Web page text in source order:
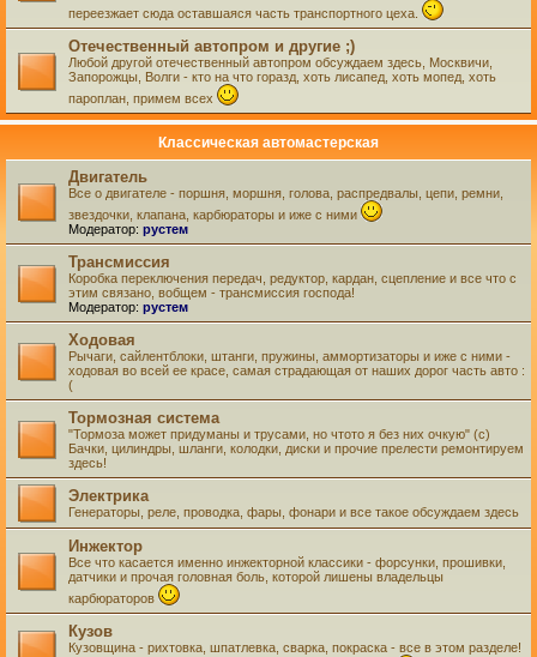
переезжает сюда оставшаяся часть транспортного цеха.
Отечественный автопром и другие ;)
Любой другой отечественный автопром обсуждаем здесь, Москвичи,
Запорожцы, Волги - кто на что горазд, хоть лисапед, хоть мопед, хоть
пароплан, примем всех
Классическая автомастерская
Двигатель
Все о двигателе - поршня, моршня, голова, распредвалы, цепи, ремни,
звездочки, клапана, карбюраторы и иже с ними
Модератор: рустем
Трансмиссия
Коробка переключения передач, редуктор, кардан, сцепление и все что с
этим связано, вобщем - трансмиссия господа!
Модератор: рустем
Ходовая
Рычаги, сайлентблоки, штанги, пружины, аммортизаторы и иже с ними -
ходовая во всей ее красе, самая страдающая от наших дорог часть авто :
(
Тормозная система
"Тормоза может придуманы и трусами, но чтото я без них очкую" (с)
Бачки, цилиндры, шланги, колодки, диски и прочие прелести ремонтируем
здесь!
Электрика
Генераторы, реле, проводка, фары, фонари и все такое обсуждаем здесь
Инжектор
Все что касается именно инжекторной классики - форсунки, прошивки,
датчики и прочая головная боль, которой лишены владельцы
карбюраторов
Кузов
Кузовщина - рихтовка, шпатлевка, сварка, покраска - все в этом разделе!